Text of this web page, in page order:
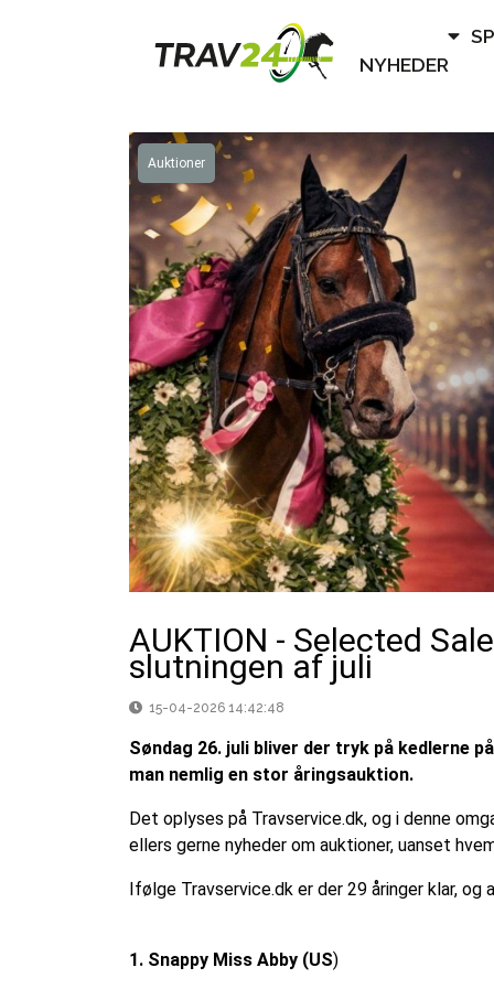
Auktioner
AUKTION - Selected
slutningen af juli
15-04-2026 14:42:48
Søndag 26. juli bliver der tryk på kedlerne
man nemlig en stor åringsauktion.
Det oplyses på Travservice.dk, og i denne
ellers gerne nyheder om auktioner, uanset
Ifølge Travservice.dk er der 29 åringer klar,
1. Snappy Miss Abby (US)
NYHEDER